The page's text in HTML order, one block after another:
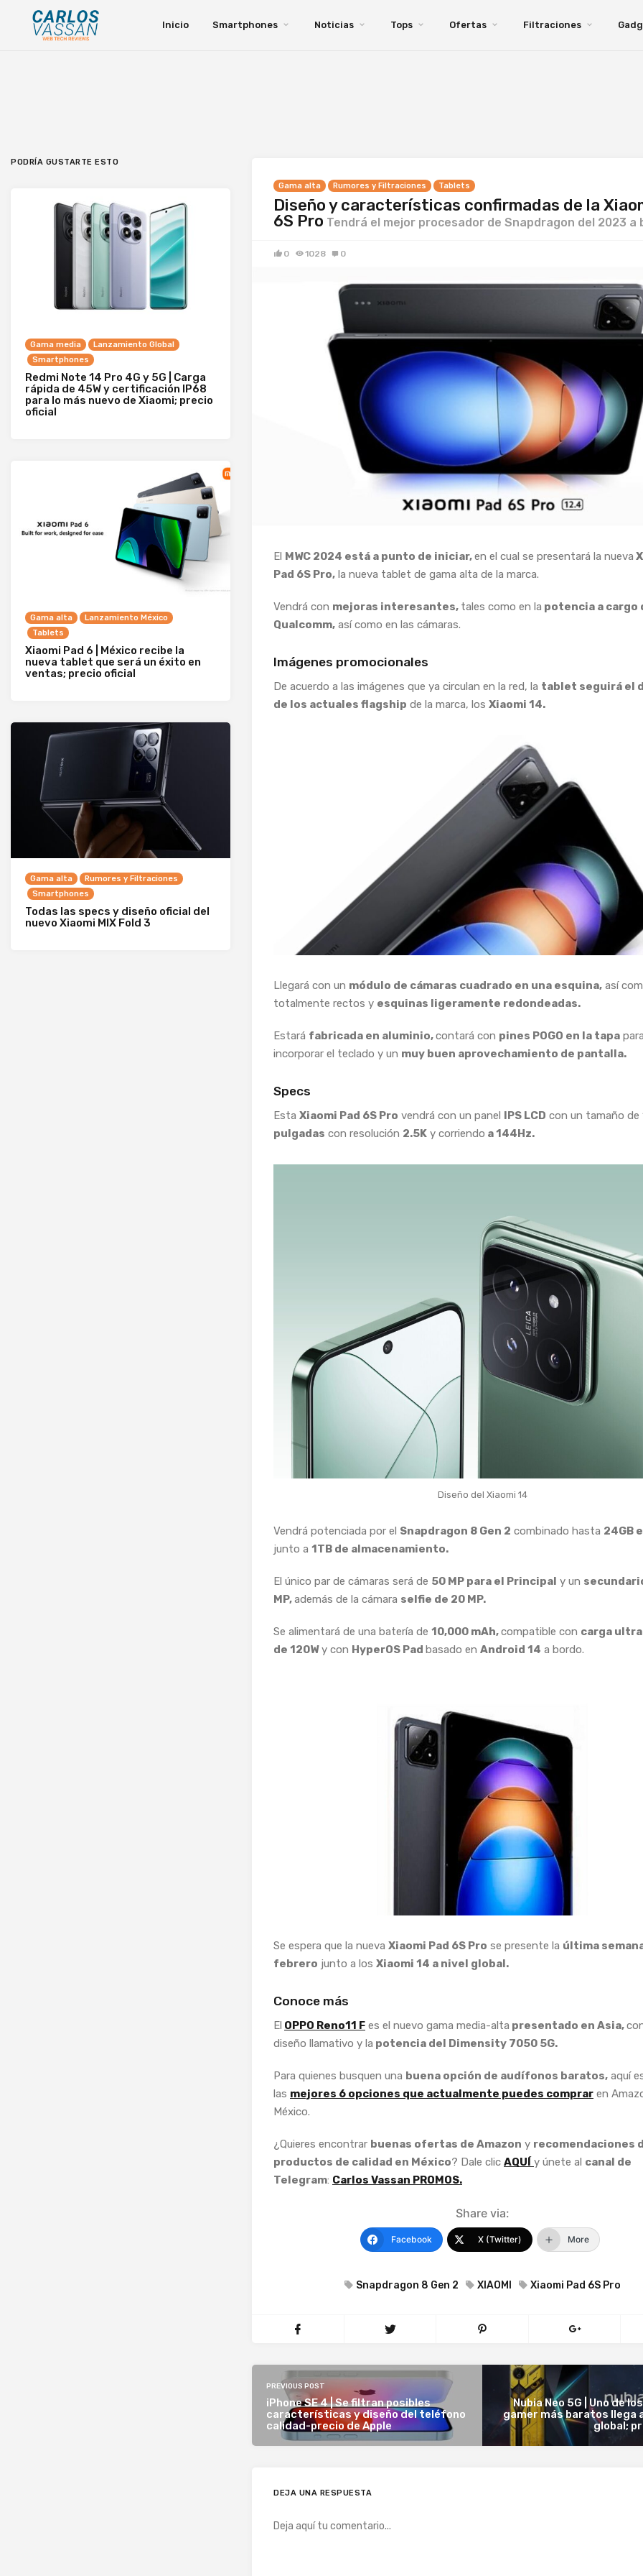
Inicio Smartphones Noticias Tops Ofertas Filtraciones
Gama alta Rumores y Filtraciones Tablets
Diseño y características confirmadas de la
6S Pro Tendrá el mejor procesador de Snapdragon del 2023 a
0 1028 0
El MWC 2024 está a punto de iniciar,en el cual se presentará la nueva
Pad 6S Pro, la nueva tablet de gama alta de la marca.
Vendrá con mejoras interesantes, tales como en la potencia a cargo
Qualcomm, así como en las cámaras.
Imágenes promocionales
De acuerdo a las imágenes que ya circulan en la red, la tablet seguirá el
de los actuales flagship de la marca, los Xiaomi 14.
Llegará con un módulo de cámaras cuadrado en una esquina, así
totalmente rectos y esquinas ligeramente redondeadas.
Estará fabricada en aluminio,contará con pines POGO en la tapa para
incorporar el teclado y un muy buen aprovechamiento de pantalla.
Specs
Esta Xiaomi Pad 6S Pro vendrá con un panel IPS LCD con un tamaño de
pulgadas con resolución 2.5K y corriendo a 144Hz.
Diseño del Xiaomi 14
Vendrá potenciada por el Snapdragon 8 Gen 2 combinado hasta 24GB
junto a 1TB de almacenamiento.
El único par de cámaras será de 50 MP para el Principal y un
MP,además de la cámara selfie de 20 MP.
Se alimentará de una batería de 10,000 mAh,compatible con carga
de 120Wy con HyperOS Pad basado en Android 14 a bordo.
Se espera que la nueva Xiaomi Pad 6S Pro se presente la última
febrero junto a los Xiaomi 14 a nivel global.
Conoce más
El OPPO Reno11 F es el nuevo gama media-alta presentado en Asia,
diseño llamativo y la potencia del Dimensity 7050 5G.
Para quienes busquen una buena opción de audífonos baratos, aquí
las mejores 6 opciones que actualmente puedes comprar en
México.
¿Quieres encontrar buenas ofertas de Amazon y recomendaciones
productos de calidad en México? Dale clic AQUÍ y únete al canal de
Telegram: Carlos Vassan PROMOS.
Share via:
Facebook X (Twitter) More
Snapdragon 8 Gen 2 XIAOMI Xiaomi Pad 6S Pro
PREVIOUS POST
iPhone SE 4 | Se filtran posibles
características y diseño del teléfono
calidad-precio de Apple
Nubia Neo 5G | Uno de
gamer más baratos llega
global;
DEJA UNA RESPUESTA
PODRÍA GUSTARTE ESTO
Gama media
Lanzamiento Global
Smartphones
Redmi Note 14 Pro 4G y 5G | Carga
rápida de 45W y certificación IP68
para lo más nuevo de Xiaomi; precio
oficial
Gama alta
Lanzamiento México
Tablets
Xiaomi Pad 6 | México recibe la
nueva tablet que será un éxito en
ventas; precio oficial
Gama alta
Rumores y Filtraciones
Smartphones
Todas las specs y diseño oficial del
nuevo Xiaomi MIX Fold 3